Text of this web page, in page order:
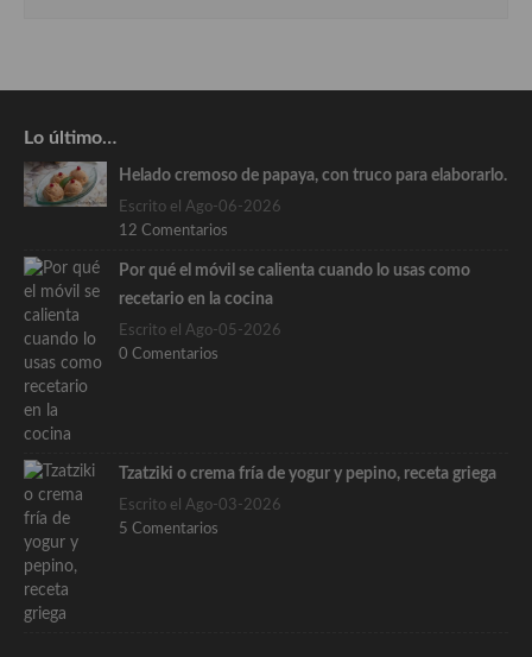
Lo último…
Helado cremoso de papaya, con truco para elaborarlo.
Escrito el Ago-06-2026
12 Comentarios
Por qué el móvil se calienta cuando lo usas como
recetario en la cocina
Escrito el Ago-05-2026
0 Comentarios
Tzatziki o crema fría de yogur y pepino, receta griega
Escrito el Ago-03-2026
5 Comentarios